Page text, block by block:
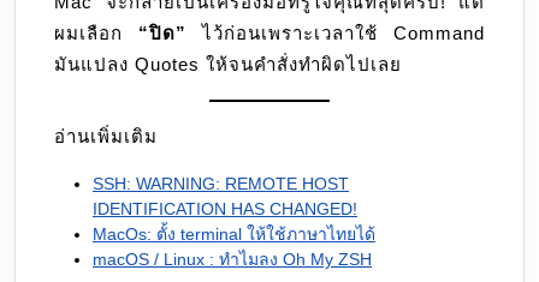
ผมเลือก “ปิด”
ไว้ก่อนเพราะเวลาใช้ Command
มันแปลง Quotes ให้จนคำสั่งทำผิดไปเลย
อ่านเพิ่มเติม
SSH: WARNING: REMOTE HOST
IDENTIFICATION HAS CHANGED!
MacOs: ตั้ง terminal ให้ใช้ภาษาไทยได้
macOS / Linux : ทำไมลง Oh My ZSH